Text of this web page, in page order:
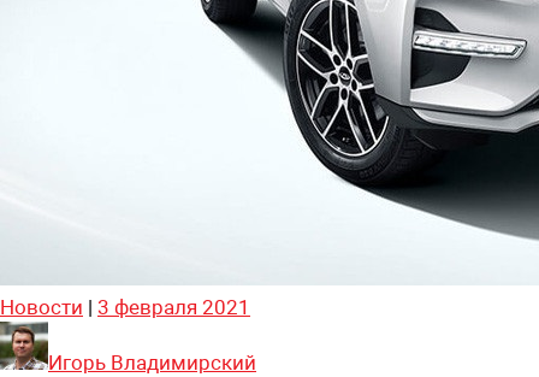
Новости | 3 февраля 2021
Игорь Владимирский